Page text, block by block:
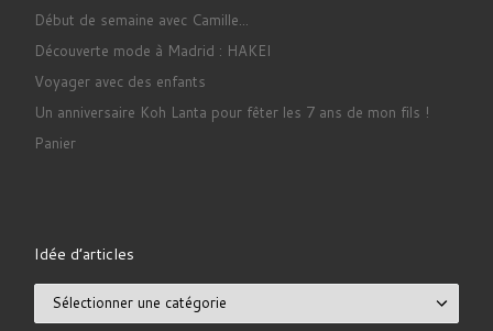
Début de semaine avec Camille...
Découverte mode à Madrid : HAKEI
Voyager avec des enfants
Un anniversaire Koh Lanta pour fêter les 7 ans de mon fils !
Panier
Idée d’articles